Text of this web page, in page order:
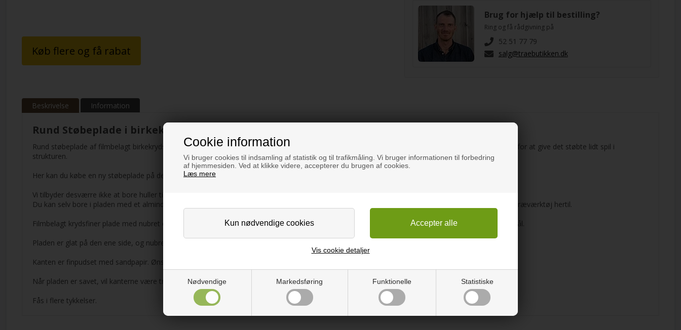
Cookie information
Vi bruger cookies til indsamling af statistik og til trafikmåling. Vi bruger informationen til forbedring
af hjemmesiden. Ved at klikke videre, accepterer du brugen af cookies.
Læs mere
Nødvendige Markedsføring Funktionelle Statistiske
Vis cookie detaljer
Køb flere og få rabat
Brug for hjælp til bestilling?
Ring og få rådgivning på
52 51 77 79
salg@traebutikken.dk
Beskrivelse Information
Rund Støbeplade i birkekrydsfiner nubret overflade
Rund støbeplade af filmbelagt birkekrydsfiner med nubret overflade på den ene side, og glat på den anden. Den nubret overflade giver dig mulighed for at give det støbte lidt spil i
strukturen.
Her kan du købe en ny støbeplade på det mål du ønsker.
Vi tilbyder desværre ikke at bore huller til evt. skruer.
Du kan selv bore i pladen med et almindeligt træbor og skrue den fast med træskruer. Ønsker du at skære yderligere i pladen anbefales almindeligt træværktøj hertil.
Filmbelagt krydsfiner plade med nubret overflade anvendes ofte til sceneopbygning, støbeforme, stilladser mm., men kan bruges til alle mulige formål.
Pladen er glat på den ene side, og nubret på den anden.
Kanten er finpudset med sandpapir. Ønsker du brækket eller afrundet kant, kan du selv gøre det med sandpapir.
Når pladen er savet, vil kanterne være træfarvet.
Fås i flere tykkelser.